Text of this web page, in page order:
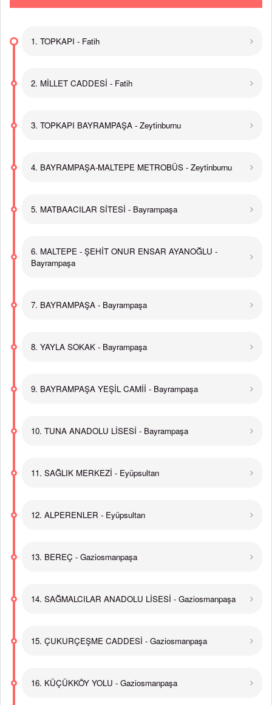
1. TOPKAPI - Fatih
2. MİLLET CADDESİ - Fatih
3. TOPKAPI BAYRAMPAŞA - Zeytinburnu
4. BAYRAMPAŞA-MALTEPE METROBÜS - Zeytinburnu
5. MATBAACILAR SİTESİ - Bayrampaşa
6. MALTEPE - ŞEHİT ONUR ENSAR AYANOĞLU -
Bayrampaşa
7. BAYRAMPAŞA - Bayrampaşa
8. YAYLA SOKAK - Bayrampaşa
9. BAYRAMPAŞA YEŞİL CAMİİ - Bayrampaşa
10. TUNA ANADOLU LİSESİ - Bayrampaşa
11. SAĞLIK MERKEZİ - Eyüpsultan
12. ALPERENLER - Eyüpsultan
13. BEREÇ - Gaziosmanpaşa
14. SAĞMALCILAR ANADOLU LİSESİ - Gaziosmanpaşa
15. ÇUKURÇEŞME CADDESİ - Gaziosmanpaşa
16. KÜÇÜKKÖY YOLU - Gaziosmanpaşa